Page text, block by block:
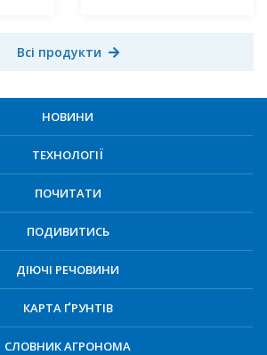
Всі продукти
НОВИНИ
ТЕХНОЛОГІЇ
ПОЧИТАТИ
ПОДИВИТИСЬ
ДІЮЧІ РЕЧОВИНИ
КАРТА ҐРУНТІВ
СЛОВНИК АГРОНОМА